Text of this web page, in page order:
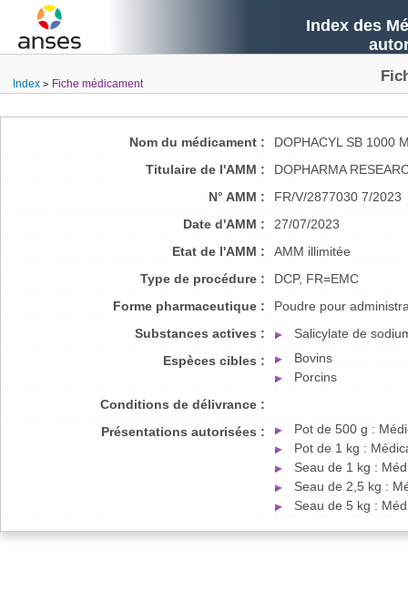
Index des
Index Fiche médicament
Nom du médicament :
DOPHACYL SB 1000
Titulaire de l'AMM :
DOPHARMA
N° AMM :
FR/V/2877030 7/2023
Date d'AMM :
27/07/2023
Etat de l'AMM :
AMM illimitée
Type de procédure :
DCP, FR=EMC
Forme pharmaceutique :
Poudre pour
Substances actives :
Salicylate de
Espèces cibles :
Bovins
Porcins
Conditions de délivrance :
Présentations autorisées :
Pot de 500 g :
Pot de 1 kg :
Seau de 1 kg :
Seau de 2,5 kg :
Seau de 5 kg :